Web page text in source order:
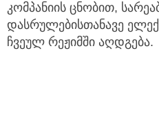
კომპანიის ცნობით,
დასრულებისთანავე
ჩვეულ რეჟიმში აღდგება.